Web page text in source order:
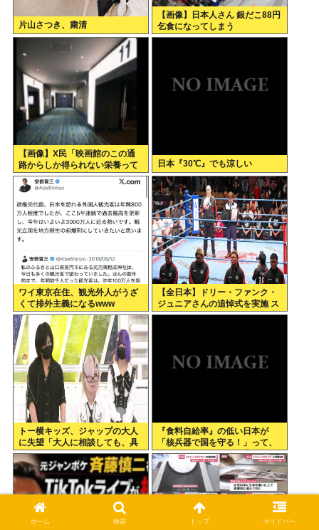
片山さつき、粛清
【画像】日本人さん 銀だこ88円
乞食になってしまう
【画像】X民「映画館のこの通
路からしか得られない栄養って
あると思う」 共感できると話題
にwww
日本『30℃』でも涼しい
ワイ東京在住、観光外人がうざ
くて排外主義になるwww
【全日本】ドリー・ファンク・
ジュニアさんの追悼式を実施 ス
ピニング・トー・ホールドも流
トー横キッズ、ジャップの大人
に失望「大人に相談しても、具
体的に何もしてくれない。結果
的に傷つく。福祉は自由が奪わ
れる」
『食料自給率』の低い日本が
「核兵器で国を守る！」って、
頭おかしくね？食べ物止められ
たら終わりじゃん
ホーム 検索 トップ サイドバー